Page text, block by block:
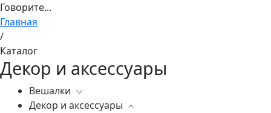
Говорите...
Главная
/
Каталог
Декор и аксессуары
Вешалки
Все
Декор и аксессуары